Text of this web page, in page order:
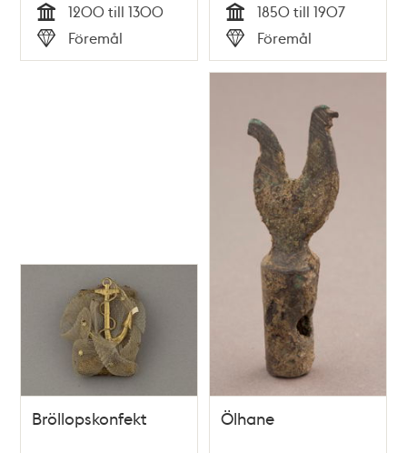
Tid
1200 till 1300
Typ
Föremål Tid
1850 till 1907
Typ
Föremål
Bröllopskonfekt Ölhane